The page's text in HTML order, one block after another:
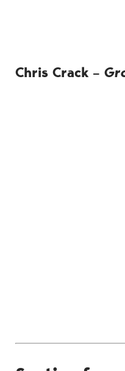
Chris Crack –